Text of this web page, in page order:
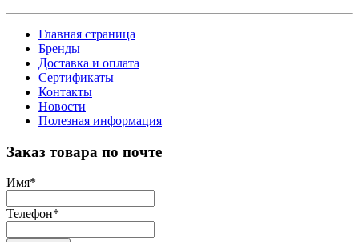
Главная страница
Бренды
Доставка и оплата
Сертификаты
Контакты
Новости
Полезная информация
Заказ товара по почте
Имя*
Телефон*